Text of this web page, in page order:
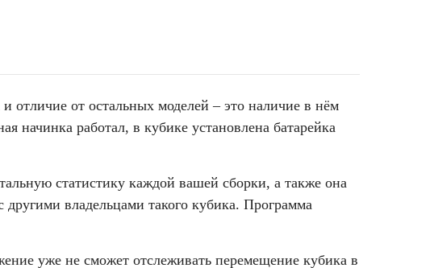
от остальных моделей – это наличие в нём
начинка работал, в кубике установлена батарейка
статистику каждой вашей сборки, а также она
владельцами такого кубика. Программа
уже не сможет отслеживать перемещение кубика в